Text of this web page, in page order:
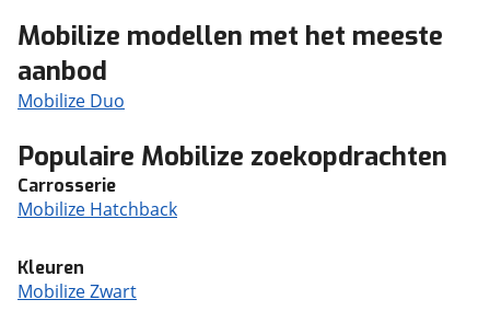
Mobilize modellen met het meeste
aanbod
Mobilize Duo
Populaire Mobilize zoekopdrachten
Carrosserie
Mobilize Hatchback
Kleuren
Mobilize Zwart